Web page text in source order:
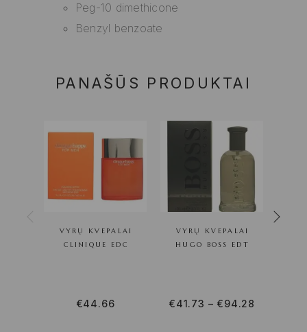
Peg-10 dimethicone
Benzyl benzoate
PANAŠŪS PRODUKTAI
VYRŲ KVEPALAI
CLINIQUE EDC
€44.66
VYRŲ KVEPALAI
HUGO BOSS EDT
€41.73 – €94.28